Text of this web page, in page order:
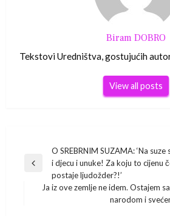
Biram DOBRO
Tekstovi Uredništva, gostujućih
View all posts
Navigacija
objava
Previous
O SREBRNIM SUZAMA: ‘Na
i djecu i unuke! Za koju to cijenu
postaje ljudožder?!’
Ja iz ove zemlje ne idem. Ostajem
narodom i